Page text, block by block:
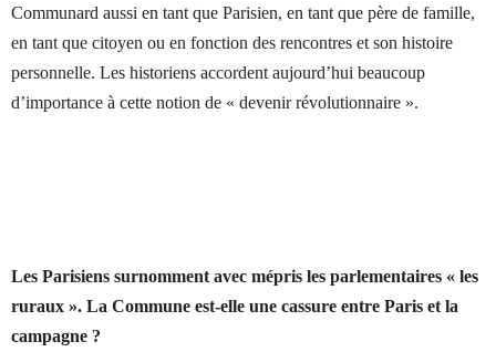
Communard aussi en tant que Parisien, en tant que père de famille,
en tant que citoyen ou en fonction des rencontres et son histoire
personnelle. Les historiens accordent aujourd’hui beaucoup
d’importance à cette notion de « devenir révolutionnaire ».
Les Parisiens surnomment avec mépris les parlementaires « les
ruraux ». La Commune est-elle une cassure entre Paris et la
campagne ?